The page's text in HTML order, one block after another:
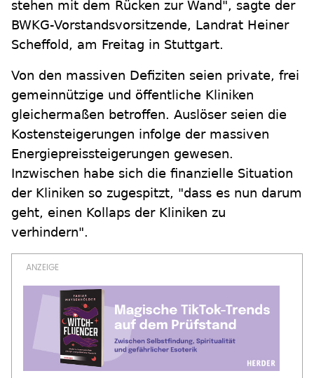
stehen mit dem Rücken zur Wand", sagte der
BWKG-Vorstandsvorsitzende, Landrat Heiner
Scheffold, am Freitag in Stuttgart.
Von den massiven Defiziten seien private, frei
gemeinnützige und öffentliche Kliniken
gleichermaßen betroffen. Auslöser seien die
Kostensteigerungen infolge der massiven
Energiepreissteigerungen gewesen.
Inzwischen habe sich die finanzielle Situation
der Kliniken so zugespitzt, "dass es nun darum
geht, einen Kollaps der Kliniken zu
verhindern".